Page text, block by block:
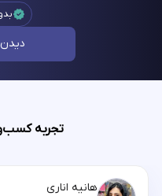
تجربه
هانیه اناری